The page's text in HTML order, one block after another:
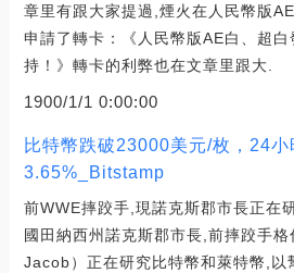
章里有跟大家提過,煙火在人民幣版
申請了轉卡：《人民幣版AE白、超
持！》轉卡的利弊也在文章里跟大.
1900/1/1 0:00:00
比特幣跌破23000美元/枚，24小
3.65%_Bitstamp
前WWE摔跤手,現諾克斯郡市長正在
國田納西州諾克斯郡市長,前摔跤手
Jacob）正在研究比特幣和萊特幣,以